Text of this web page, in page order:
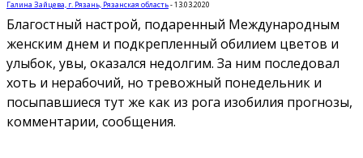
Галина Зайцева, г. Рязань, Рязанская область-13.03.2020
Благостный настрой, подаренный Международным
женским днем и подкрепленный обилием цветов и
улыбок, увы, оказался недолгим. За ним последовал
хоть и нерабочий, но тревожный понедельник и
посыпавшиеся тут же как из рога изобилия прогнозы,
комментарии, сообщения.